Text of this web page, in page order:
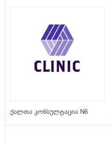
ქალთა კონსულტაცია N6